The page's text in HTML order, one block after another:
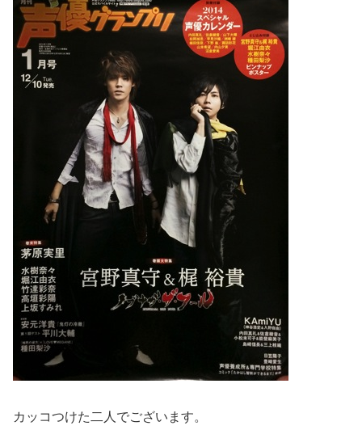
カッコつけた二人でございます。